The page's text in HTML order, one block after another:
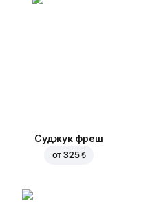
Суджук фреш
от325 ₺